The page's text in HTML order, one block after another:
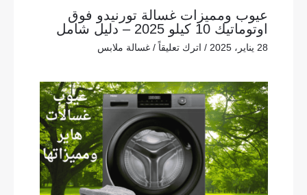
عيوب ومميزات غسالة تورنيدو فوق
اوتوماتيك 10 كيلو 2025 – دليل شامل
28 يناير، 2025 / اترك تعليقاً /غسالة ملابس